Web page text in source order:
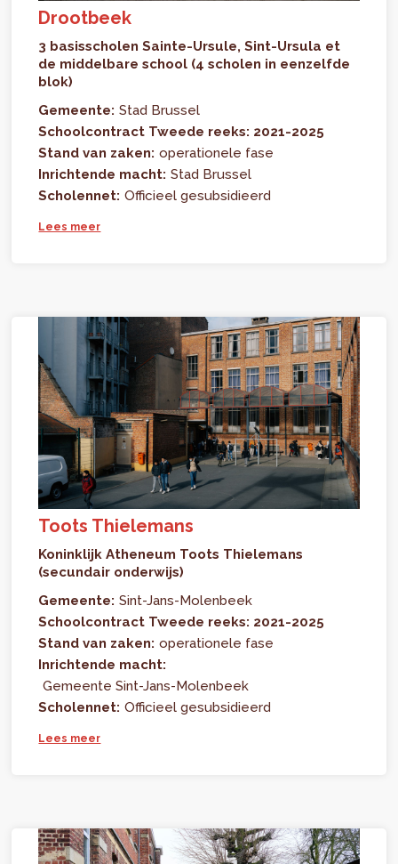
Drootbeek
3 basisscholen Sainte-Ursule, Sint-Ursula et
de middelbare school (4 scholen in eenzelfde
blok)
Gemeente: Stad Brussel
Schoolcontract Tweede reeks: 2021-2025
Stand van zaken: operationele fase
Inrichtende macht: Stad Brussel
Scholennet: Officieel gesubsidieerd
Lees meer
Toots Thielemans
Koninklijk Atheneum Toots Thielemans
(secundair onderwijs)
Gemeente: Sint-Jans-Molenbeek
Schoolcontract Tweede reeks: 2021-2025
Stand van zaken: operationele fase
Inrichtende macht:
Gemeente Sint-Jans-Molenbeek
Scholennet: Officieel gesubsidieerd
Lees meer